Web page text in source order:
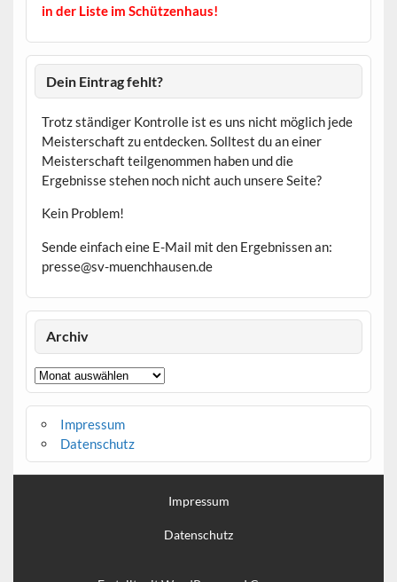
in der Liste im Schützenhaus!
Dein Eintrag fehlt?
Trotz ständiger Kontrolle ist es uns nicht möglich jede
Meisterschaft zu entdecken. Solltest du an einer
Meisterschaft teilgenommen haben und die
Ergebnisse stehen noch nicht auch unsere Seite?
Kein Problem!
Sende einfach eine E-Mail mit den Ergebnissen an:
presse@sv-muenchhausen.de
Archiv
Archiv
Impressum
Datenschutz
Impressum
Datenschutz